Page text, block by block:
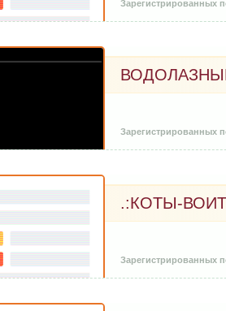
.:КОТЫ-